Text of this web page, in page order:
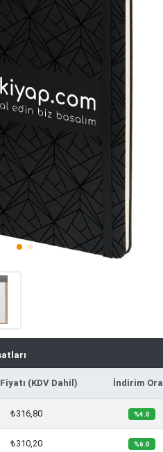
(KDV Dahil) İndirim
₺316,80 %4.0
₺310,20 %6.0